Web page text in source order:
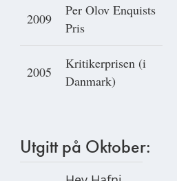
2009
Per Olov Enquists
Pris
2005
Kritikerprisen (i
Danmark)
Utgitt på Oktober: